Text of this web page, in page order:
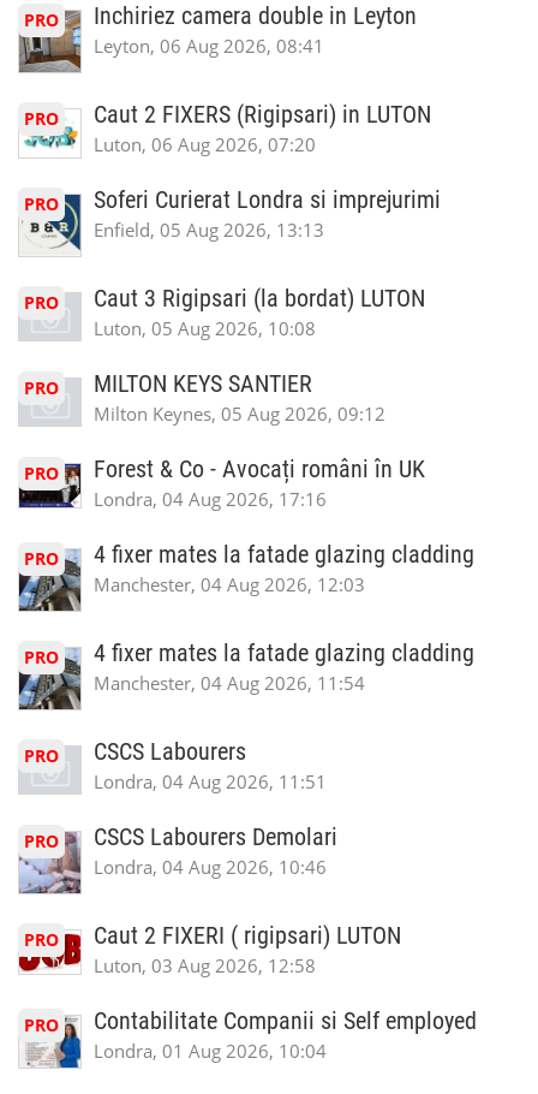
PRO Inchiriez camera double in Leyton
Leyton, 06 Aug 2026, 08:41
PRO Caut 2 FIXERS (Rigipsari) in LUTON
Luton, 06 Aug 2026, 07:20
PRO Soferi Curierat Londra si imprejurimi
Enfield, 05 Aug 2026, 13:13
PRO Caut 3 Rigipsari (la bordat) LUTON
Luton, 05 Aug 2026, 10:08
PRO MILTON KEYS SANTIER
Milton Keynes, 05 Aug 2026, 09:12
PRO Forest & Co - Avocați români în UK
Londra, 04 Aug 2026, 17:16
PRO 4 fixer mates la fatade glazing cladding
Manchester, 04 Aug 2026, 12:03
PRO 4 fixer mates la fatade glazing cladding
Manchester, 04 Aug 2026, 11:54
PRO CSCS Labourers
Londra, 04 Aug 2026, 11:51
PRO CSCS Labourers Demolari
Londra, 04 Aug 2026, 10:46
PRO Caut 2 FIXERI ( rigipsari) LUTON
Luton, 03 Aug 2026, 12:58
PRO Contabilitate Companii si Self employed
Londra, 01 Aug 2026, 10:04